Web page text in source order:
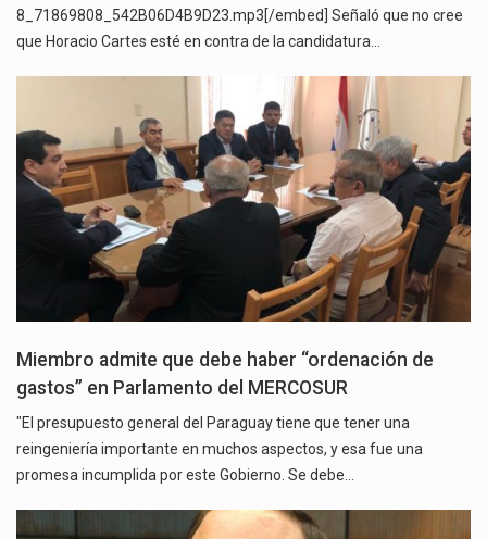
8_71869808_542B06D4B9D23.mp3[/embed] Señaló que no cree
que Horacio Cartes esté en contra de la candidatura…
Miembro admite que debe haber “ordenación de
gastos” en Parlamento del MERCOSUR
"El presupuesto general del Paraguay tiene que tener una
reingeniería importante en muchos aspectos, y esa fue una
promesa incumplida por este Gobierno. Se debe…